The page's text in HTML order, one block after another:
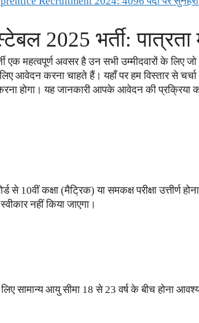
2025 भर्ती: पात्रता
एक महत्वपूर्ण अवसर है उन सभी उम्मीदवारों के लिए
आवेदन करना चाहते हैं। यहाँ पर हम विस्तार से चर्चा
होगा। यह जानकारी आपके आवेदन की प्रक्रिया
से 10वीं कक्षा (मैट्रिक) या समकक्ष परीक्षा उत्तीर्ण
नहीं किया जाएगा।
सामान्य आयु सीमा 18 से 23 वर्ष के बीच होना